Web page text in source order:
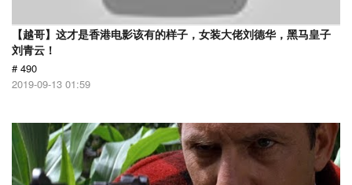
【越哥】这才是香港电影该有的样子，女装大佬刘德华，黑马皇子
刘青云！
# 490
2019-09-13 01:59